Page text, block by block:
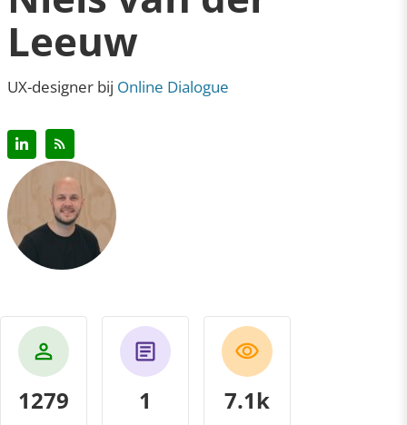
Leeuw
UX-designer bij Online Dialogue
1279 1 7.4k